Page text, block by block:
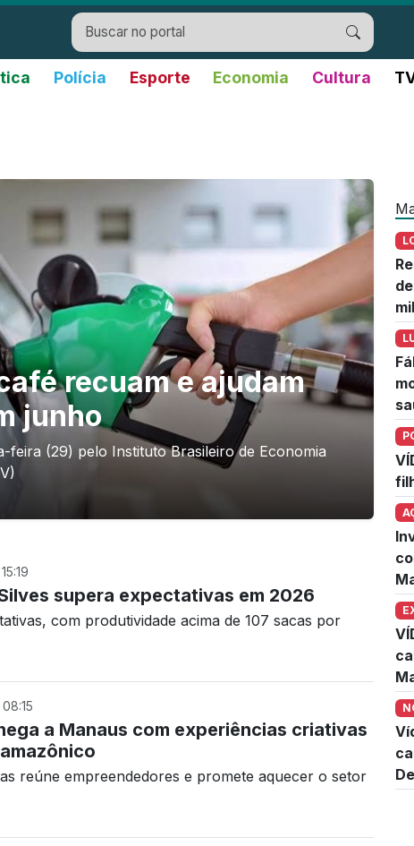
Polícia Esporte Economia Cultura
recuam e ajudam
junho
feira (29) pelo Instituto Brasileiro de Economia
supera expectativas em 2026
com produtividade acima de 107 sacas por
a Manaus com experiências criativas
reúne empreendedores e promete aquecer o setor